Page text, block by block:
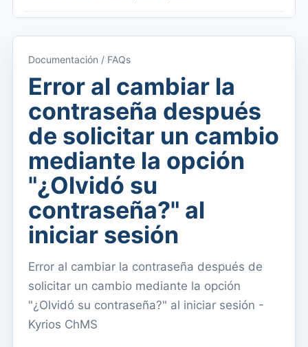
Menú principal (aplicaciones)
Cambiar entre suscripciones
Dashboard
Panel
Menu do utilizador
Configuración de suscripción
Párroco
Cambiar la contraseña
Modo oscuro
Documentación / FAQs
Error al cambiar la
contraseña después
de solicitar un cambio
mediante la opción
"¿Olvidó su
contraseña?" al
iniciar sesión
Error al cambiar la contraseña después de
solicitar un cambio mediante la opción
"¿Olvidó su contraseña?" al iniciar sesión -
Kyrios ChMS